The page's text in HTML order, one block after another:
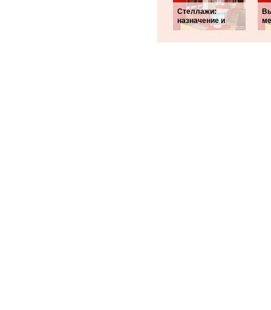
Стеллажи:
назначение и